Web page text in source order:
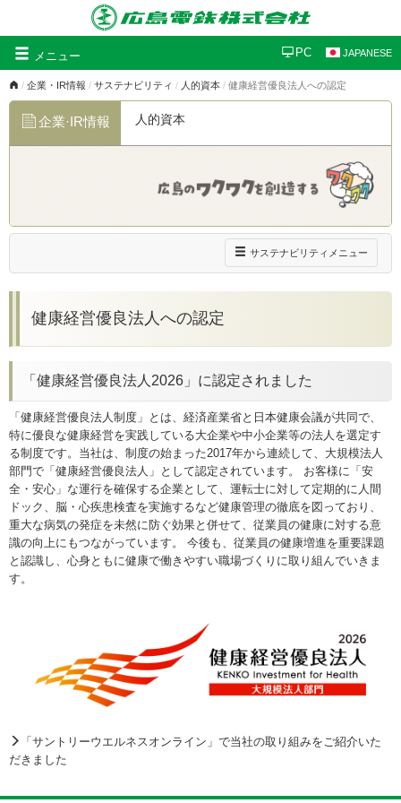
グ
ロ
ー
ル
ナ
ョ
メニュー PC JAPANESE
企業・IR情報 サステナビリティ 人的資本 健康経営優良法人への認定
企業·IR情報 人的資本
ナ
ビ
サステナビリティメニュー
健康経営優良法人への認定
「健康経営優良法人2026」に認定されました
「健康経営優良法人制度」とは、経済産業省と日本健康会議が共同で、
特に優良な健康経営を実践している大企業や中小企業等の法人を選定す
る制度です。当社は、制度の始まった2017年から連続して、大規模法人
部門で「健康経営優良法人」として認定されています。 お客様に「安
全・安心」な運行を確保する企業として、運転士に対して定期的に人間
ドック、脳・心疾患検査を実施するなど健康管理の徹底を図っており、
重大な病気の発症を未然に防ぐ効果と併せて、従業員の健康に対する意
識の向上にもつながっています。 今後も、従業員の健康増進を重要課題
と認識し、心身ともに健康で働きやすい職場づくりに取り組んでいきま
す。
「サントリーウエルネスオンライン」で当社の取り組みをご紹介いた
だきました